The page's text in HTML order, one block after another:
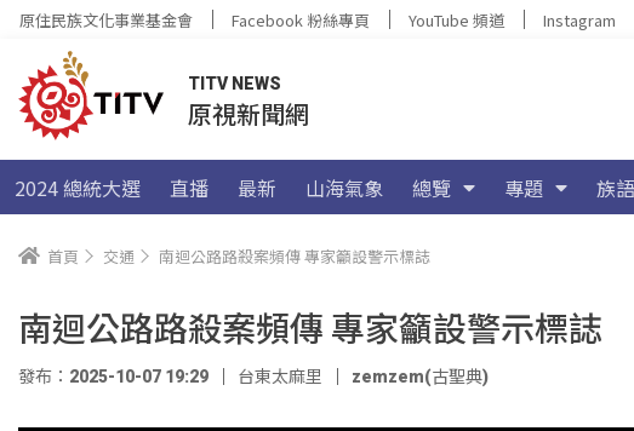
原住民族文化事業基金會 Facebook 粉絲專頁 YouTube 頻道 Instagram
TITV NEWS
原視新聞網
2024 總統大選 直播 最新 山海氣象 總覽 專題 族
首頁 交通 南迴公路路殺案頻傳 專家籲設警示標誌
南迴公路路殺案頻傳 專家籲設警示標誌
發布：2025-10-07 19:29 台東太麻里 zemzem(古聖典)